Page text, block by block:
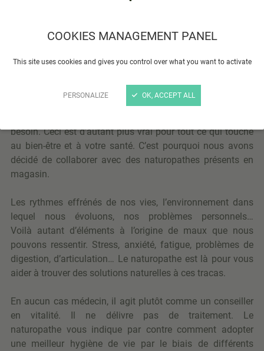
COOKIES MANAGEMENT PANEL
This site uses cookies and gives you control over what you want to activate
PERSONALIZE OK, ACCEPT ALL
important pour nous que vous trouviez au sein du Marché
besoin. Ceci est d’autant plus vrai pour tout ce qui touche
au bien-être et à votre santé. C’est pourquoi nous avons
décidé de collaborer avec des naturopathes présents en
magasin.
Les rythmes effrénés de nos vies, l’environnement dans
lequel nous évoluons, nos problèmes personnels…
Voilà autant d’éléments à l’origine de maux que nous
pouvons ressentir. Stress, anxiété, fatigue, problèmes de
digestion, d’articulation… Le naturopathe est là pour vous
aider à trouver des solutions naturelles à ces tracas.
En aucun cas médecin, il agit plutôt comme un conseiller
en vitalité. Il ne délivre pas de traitement. Le
naturopathe vous indique par contre comment adopter
une meilleur hygiène de vie par le biais de différents